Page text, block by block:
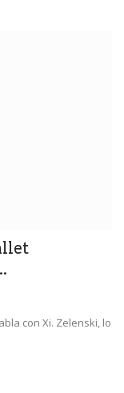
con Xi. Zelenski, lo